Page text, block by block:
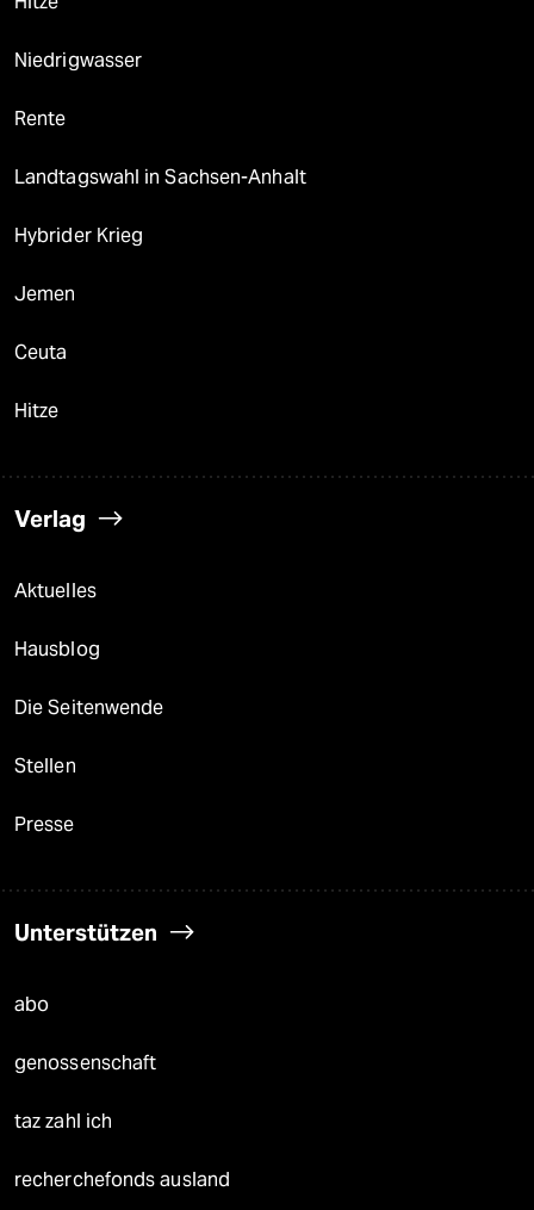
Niedrigwasser
Rente
Landtagswahl in Sachsen-Anhalt
Hybrider Krieg
Jemen
Ceuta
Hitze
Verlag
Aktuelles
Hausblog
Die Seitenwende
Stellen
Presse
Unterstützen
abo
genossenschaft
taz zahl ich
recherchefonds ausland